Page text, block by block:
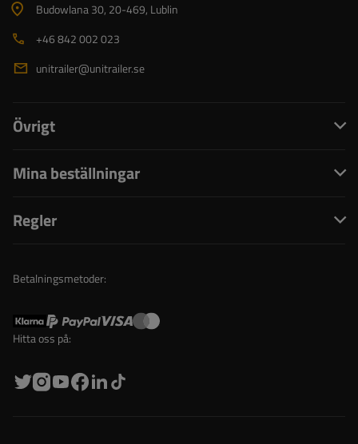
Budowlana 30, 20-469, Lublin
+46 842 002 023
unitrailer@unitrailer.se
Övrigt
Mina beställningar
Regler
Betalningsmetoder:
Hitta oss på: